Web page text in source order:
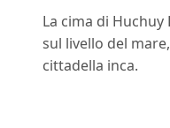
La cima di
sul livello del
cittadella inca.